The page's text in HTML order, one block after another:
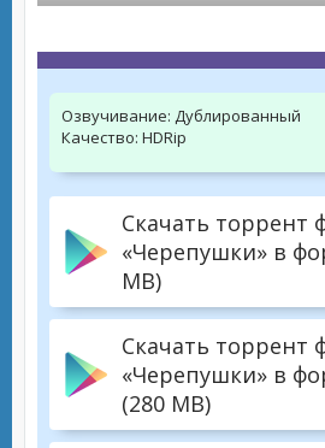
Озвучивание: Дублированный
Качество: HDRip
Скачать торрент
«Черепушки» в
MB)
Скачать торрент
«Черепушки» в
(280 MB)